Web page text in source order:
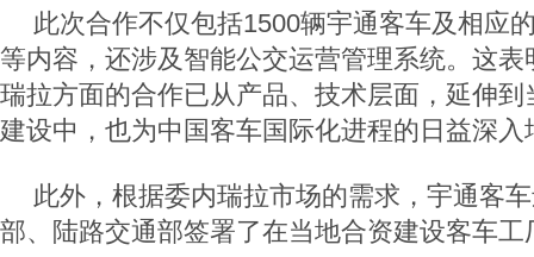
此次合作不仅包括1500辆宇通客车及相应
等内容，还涉及智能公交运营管理系统。这
瑞拉方面的合作已从产品、技术层面，延伸
建设中，也为中国客车国际化进程的日益深
此外，根据委内瑞拉市场的需求，宇通客
部、陆路交通部签署了在当地合资建设客车工